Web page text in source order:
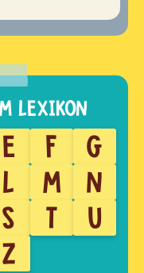
E F
G
L M
N
S T
U
Z